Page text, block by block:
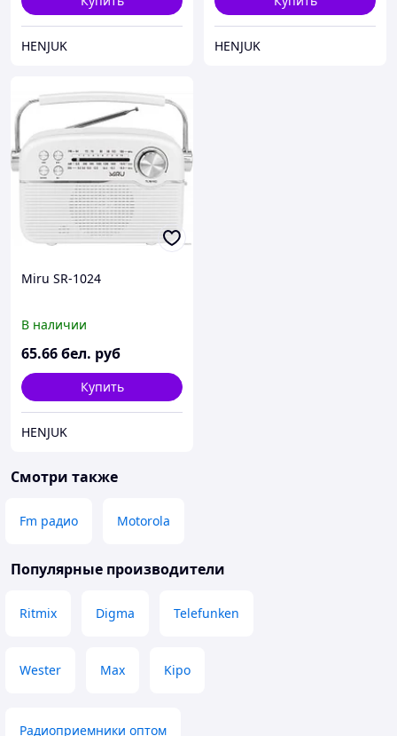
HENJUK HENJUK
Miru SR-1024
В наличии
65.66бел. руб
Купить
HENJUK
Смотри также
Fm радио Motorola
Популярные производители
Ritmix Digma Telefunken
Wester Max Kipo
Радиоприемники оптом